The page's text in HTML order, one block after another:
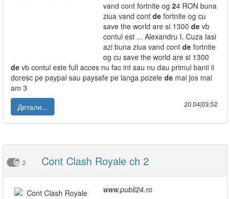
vand cont fortnite og 24 RON buna
ziua vand cont de fortnite og cu
save the world are si 1300 de vb
contul est ... Alexandru I. Cuza Iasi
azi buna ziua vand cont de fortnite
og cu save the world are si 1300
de vb contul este full acces nu fac int sau nu dau primul banii ii
doresc pe paypal sau paysafe pe langa pozele de mai jos mai
am 3
Детали...
20.04|03:52
2 Cont Clash Royale ch 2
www.publi24.ro